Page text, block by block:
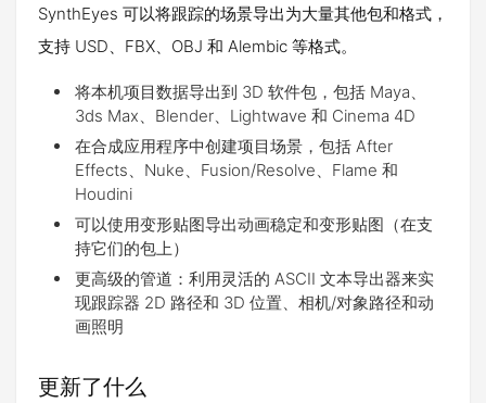
SynthEyes 可以将跟踪的场景导出为大量其他包和格式，
支持 USD、FBX、OBJ 和 Alembic 等格式。
将本机项目数据导出到 3D 软件包，包括 Maya、
3ds Max、Blender、Lightwave 和 Cinema 4D
在合成应用程序中创建项目场景，包括 After
Effects、Nuke、Fusion/Resolve、Flame 和
Houdini
可以使用变形贴图导出动画稳定和变形贴图（在支
持它们的包上）
更高级的管道：利用灵活的 ASCII 文本导出器来实
现跟踪器 2D 路径和 3D 位置、相机/对象路径和动
画照明
更新了什么